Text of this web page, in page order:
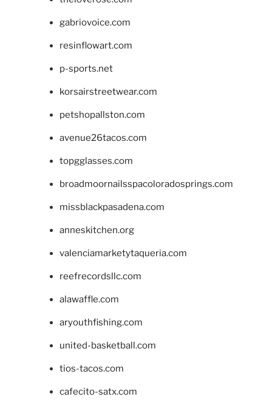
gabriovoice.com
resinflowart.com
p-sports.net
korsairstreetwear.com
petshopallston.com
avenue26tacos.com
topgglasses.com
broadmoornailsspacoloradosprings.com
missblackpasadena.com
anneskitchen.org
valenciamarketytaqueria.com
reefrecordsllc.com
alawaffle.com
aryouthfishing.com
united-basketball.com
tios-tacos.com
cafecito-satx.com